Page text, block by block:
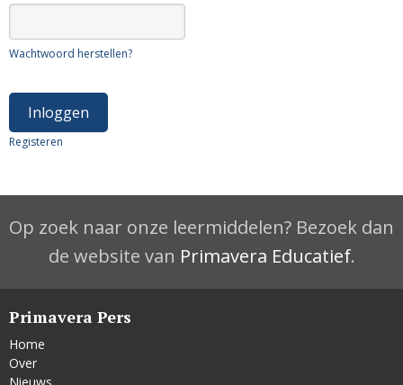
Wachtwoord herstellen?
Registeren
Op zoek naar onze leermiddelen? Bezoek dan
de website van Primavera Educatief.
Primavera Pers
Home
Over